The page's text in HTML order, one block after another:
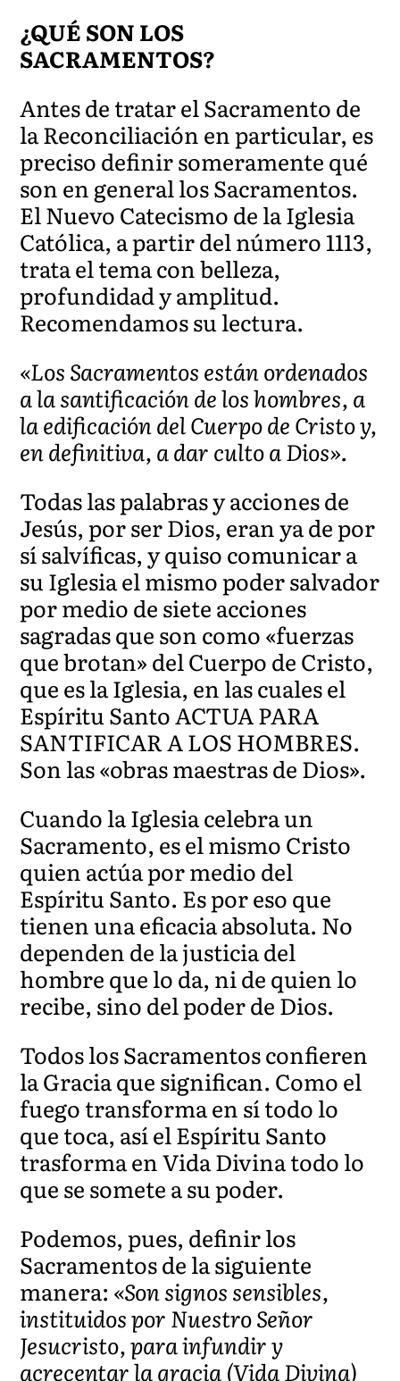
¿QUÉ SON LOS
SACRAMENTOS?
Antes de tratar el Sacramento de
la Reconciliación en particular, es
preciso definir someramente qué
son en general los Sacramentos.
El Nuevo Catecismo de la Iglesia
Católica, a partir del número 1113,
trata el tema con belleza,
profundidad y amplitud.
Recomendamos su lectura.
«Los Sacramentos están ordenados
a la santificación de los hombres, a
la edificación del Cuerpo de Cristo y,
en definitiva, a dar culto a Dios».
Todas las palabras y acciones de
Jesús, por ser Dios, eran ya de por
sí salvíficas, y quiso comunicar a
su Iglesia el mismo poder salvador
por medio de siete acciones
sagradas que son como «fuerzas
que brotan» del Cuerpo de Cristo,
que es la Iglesia, en las cuales el
Espíritu Santo ACTUA PARA
SANTIFICAR A LOS HOMBRES.
Son las «obras maestras de Dios».
Cuando la Iglesia celebra un
Sacramento, es el mismo Cristo
quien actúa por medio del
Espíritu Santo. Es por eso que
tienen una eficacia absoluta. No
dependen de la justicia del
hombre que lo da, ni de quien lo
recibe, sino del poder de Dios.
Todos los Sacramentos confieren
la Gracia que significan. Como el
fuego transforma en sí todo lo
que toca, así el Espíritu Santo
trasforma en Vida Divina todo lo
que se somete a su poder.
Podemos, pues, definir los
Sacramentos de la siguiente
manera: «Son signos sensibles,
instituidos por Nuestro Señor
Jesucristo, para infundir y
acrecentar la gracia (Vida Divina)